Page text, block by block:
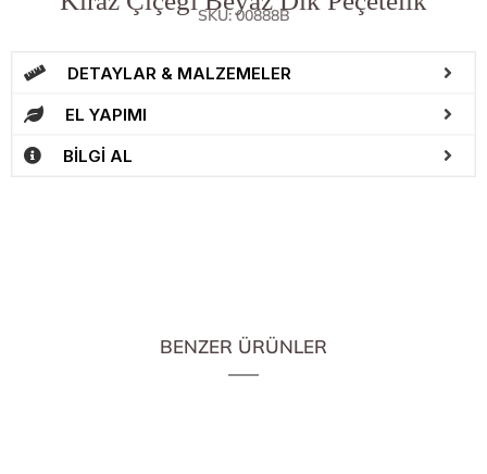
SKU: 00888B
DETAYLAR & MALZEMELER
EL YAPIMI
BİLGİ AL
BENZER ÜRÜNLER